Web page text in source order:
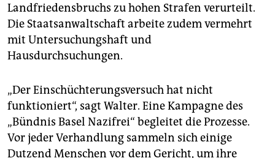
Landfriedensbruchs zu hohen Strafen verurteilt.
Die Staatsanwaltschaft arbeite zudem vermehrt
mit Untersuchungshaft und
Hausdurchsuchungen.
„Der Einschüchterungsversuch hat nicht
funktioniert“, sagt Walter. Eine Kampagne des
„Bündnis Basel Nazifrei“ begleitet die Prozesse.
Vor jeder Verhandlung sammeln sich einige
Dutzend Menschen vor dem Gericht, um ihre